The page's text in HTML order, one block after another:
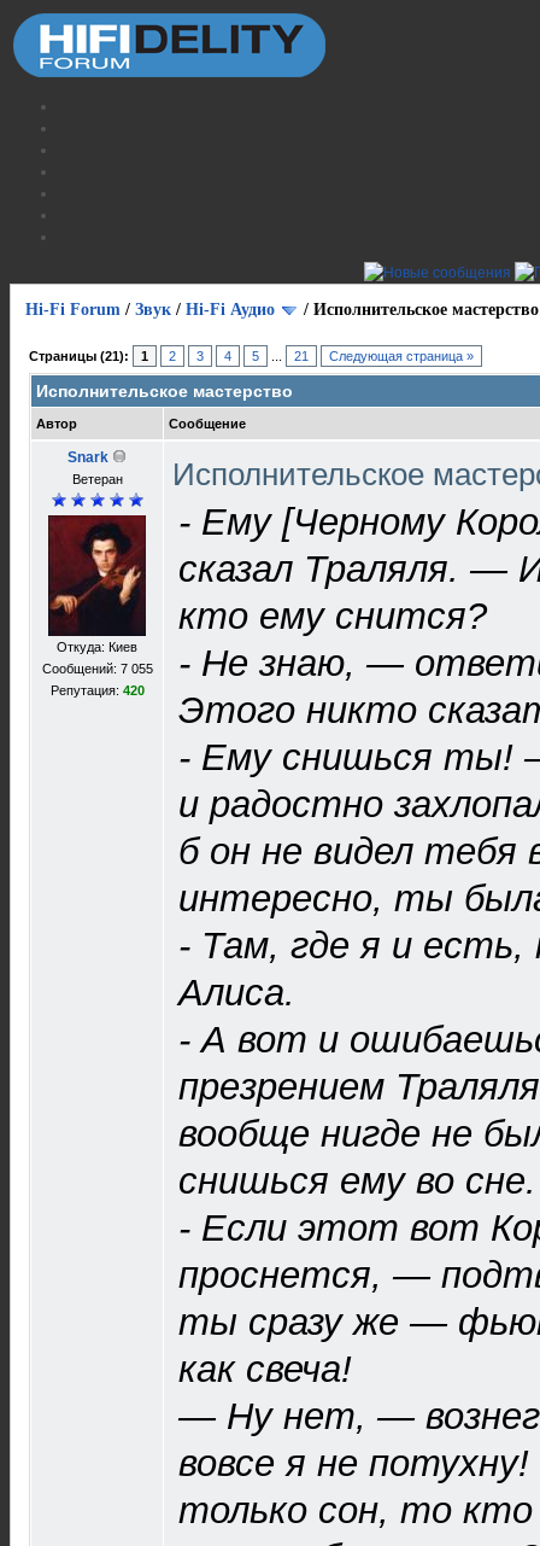
Hi-Fi Forum / Звук / Hi-Fi Аудио / Исполнительское мастерство
Страницы (21): 1 2 3 4 5 21 Следующая страница »
Исполнительское мастерство
Автор Сообщение
Snark
Ветеран
Откуда: Киев
Сообщений: 7 055
Репутация: 420
Исполнительское
- Ему [Черному
сказал Траляля. —
кто ему снится?
- Не знаю, —
Этого никто
- Ему снишься ты!
и радостно
б он не видел тебя
интересно, ты
- Там, где я и есть,
Алиса.
- А вот и
презрением
вообще нигде не
снишься ему во сне.
- Если этот вот
проснется, —
ты сразу же —
как свеча!
— Ну нет, —
вовсе я не
только сон, то